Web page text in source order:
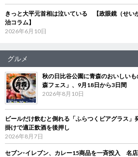
きっと大平元首相は泣いている 【政眼鏡（せい
治コラム】
2026年6月10日
グルメ
秋の日比谷公園に青森のおいし
森フェス」、9月18日から3日間
2026年8月10日
ビールだけ飲むと倒れる「ふらつくビアグラス
掛けで適正飲酒を後押し
2026年8月7日
セブン‐イレブン、カレー15商品を一斉投入 名